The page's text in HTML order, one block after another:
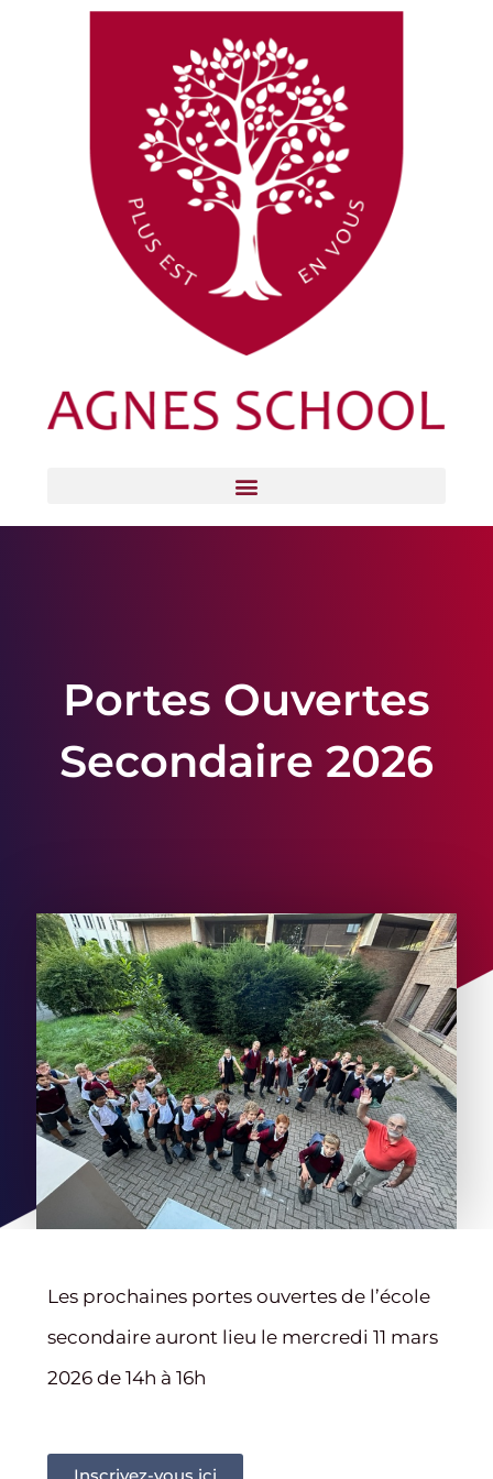
Portes Ouvertes
Secondaire 2026
Les prochaines portes ouvertes de l’école
secondaire auront lieu le mercredi 11 mars
2026 de 14h à 16h
Inscrivez-vous ici